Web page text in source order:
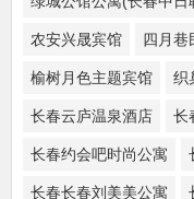
农安兴晟宾馆 四月巷
榆树月色主题宾馆 织
长春云庐温泉酒店 长
长春约会吧时尚公寓
长春长春刘美美公寓